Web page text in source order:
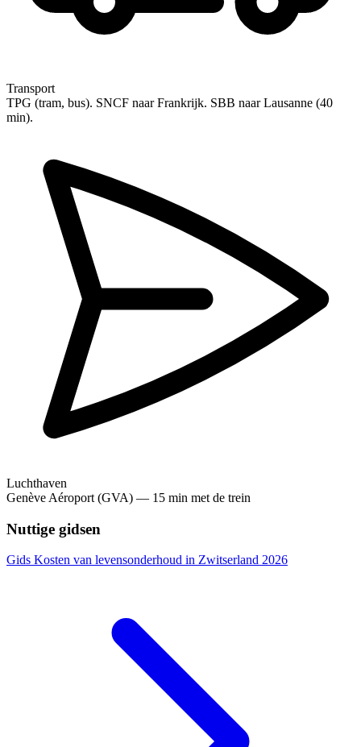
Transport
TPG (tram, bus). SNCF naar Frankrijk. SBB naar Lausanne (40
min).
Luchthaven
Genève Aéroport (GVA) — 15 min met de trein
Nuttige gidsen
Gids Kosten van levensonderhoud in Zwitserland 2026